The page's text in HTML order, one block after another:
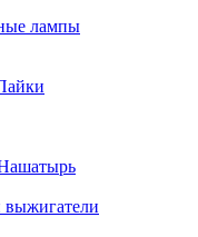
лампы
выжигатели